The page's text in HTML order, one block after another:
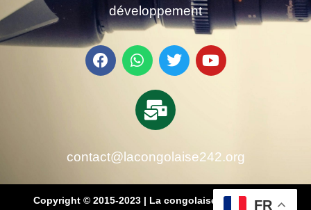
développement
contact@lacongolaise242.org
Copyright © 2015-2023 | La congolaise 242 – média
FR